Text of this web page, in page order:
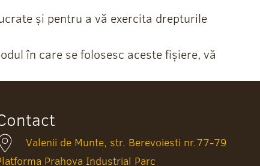
și pentru a vă exercita drepturile
în care se folosesc aceste fișiere, vă
Valenii de Munte, str. Berevoiesti nr.77-79
Prahova Industrial Parc